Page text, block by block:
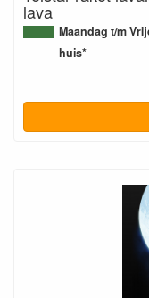
lava
Maandag t/m
huis*